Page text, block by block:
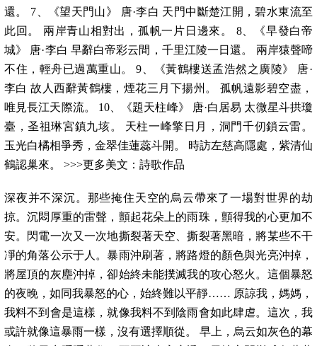
還。 7、《望天門山》 唐·李白 天門中斷楚江開，碧水東流至
此回。 兩岸青山相對出，孤帆一片日邊來。 8、《早發白帝
城》 唐·李白 早辭白帝彩云間，千里江陵一日還。 兩岸猿聲啼
不住，輕舟已過萬重山。 9、《黃鶴樓送孟浩然之廣陵》 唐·
李白 故人西辭黃鶴樓，煙花三月下揚州。 孤帆遠影碧空盡，
唯見長江天際流。 10、《題天柱峰》 唐·白居易 太微星斗拱瓊
臺，圣祖琳宮鎮九垓。 天柱一峰擎日月，洞門千仞鎖云雷。
玉光白橘相爭秀，金翠佳蓮蕊斗開。 時訪左慈高隱處，紫清仙
鶴認巢來。 >>>更多美文：詩歌作品
深夜并不深沉。那些掩住天空的烏云帶來了一場對世界的劫
掠。沉悶厚重的雷聲，顫起花朵上的雨珠，顫得我的心更加不
安。閃電一次又一次地撕裂著天空、撕裂著黑暗，將某些不干
凈的角落公示于人。暴雨沖刷著，將路燈的顏色與光亮沖掉，
將屋頂的灰塵沖掉，卻始終未能撲滅我的攻心怒火。這個暴怒
的夜晚，如同我暴怒的心，始終難以平靜…… 原諒我，媽媽，
我料不到會是這樣，就像我料不到陰雨會如此肆虐。這次，我
或許就像這暴雨一樣，沒有選擇順從。 早上，烏云如灰色的幕